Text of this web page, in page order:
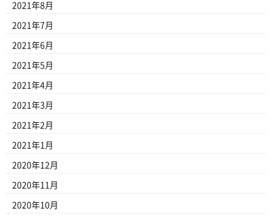
2021年8月
2021年7月
2021年6月
2021年5月
2021年4月
2021年3月
2021年2月
2021年1月
2020年12月
2020年11月
2020年10月